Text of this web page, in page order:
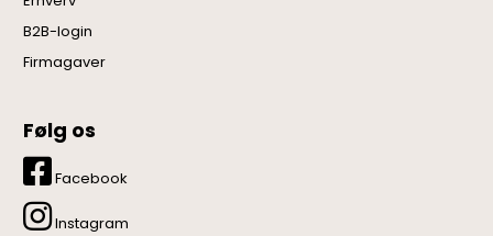
B2B-login
Firmagaver
Følg os
Facebook
Instagram